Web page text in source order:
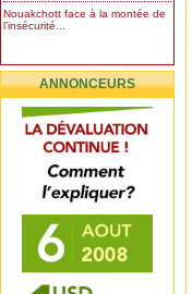
Nouakchott face à la montée de
l’insécurité...
ANNONCEURS